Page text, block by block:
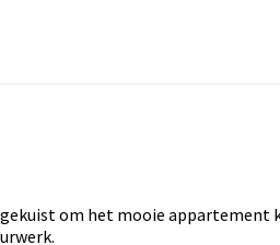
om het mooie appartement